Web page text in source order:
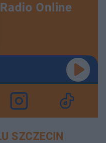
Radio Online
SZCZECIN